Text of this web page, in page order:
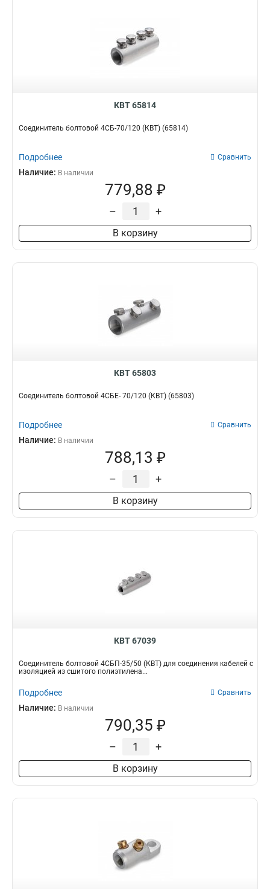
КВТ 65814
Соединитель болтовой 4СБ-70/120 (КВТ) (65814)
Подробнее Сравнить
Наличие: В наличии
779,88 ₽
– +
В корзину
КВТ 65803
Соединитель болтовой 4СБЕ- 70/120 (КВТ) (65803)
Подробнее Сравнить
Наличие: В наличии
788,13 ₽
– +
В корзину
КВТ 67039
Соединитель болтовой 4СБП-35/50 (КВТ) для соединения кабелей с
изоляцией из сшитого полиэтилена...
Подробнее Сравнить
Наличие: В наличии
790,35 ₽
– +
В корзину